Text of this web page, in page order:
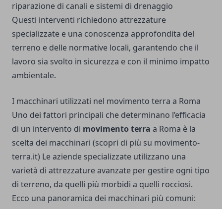
riparazione di canali e sistemi di drenaggio
Questi interventi richiedono attrezzature
specializzate e una conoscenza approfondita del
terreno e delle normative locali, garantendo che il
lavoro sia svolto in sicurezza e con il minimo impatto
ambientale.
I macchinari utilizzati nel movimento terra a Roma
Uno dei fattori principali che determinano l’efficacia
di un intervento di movimento terra a Roma è la
scelta dei macchinari (scopri di più su movimento-
terra.it) Le aziende specializzate utilizzano una
varietà di attrezzature avanzate per gestire ogni tipo
di terreno, da quelli più morbidi a quelli rocciosi.
Ecco una panoramica dei macchinari più comuni: